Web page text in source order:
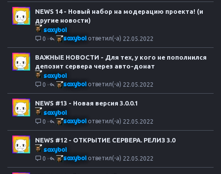
NEWS 14 - Новый набор на модерацию проекта! (и
другие новости)
saxyboi
0 22.05.2022
saxyboi
ВАЖНЫЕ НОВОСТИ - Для тех, у кого не пополнился
депозит сервера через авто-донат
saxyboi
0 22.05.2022
saxyboi
NEWS #13 - Новая версия 3.0.0.1
saxyboi
0 22.05.2022
saxyboi
NEWS #12 - ОТКРЫТИЕ СЕРВЕРА. РЕЛИЗ 3.0
saxyboi
0 22.05.2022
saxyboi